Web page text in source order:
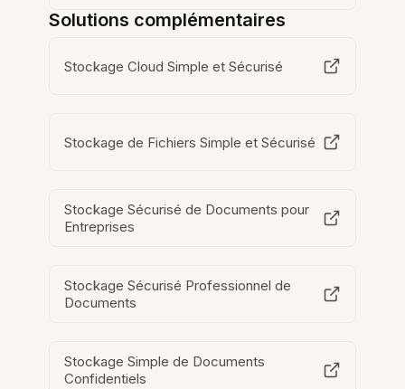
Solutions complémentaires
Stockage Cloud Simple et Sécurisé
Stockage de Fichiers Simple et Sécurisé
Stockage Sécurisé de Documents pour
Entreprises
Stockage Sécurisé Professionnel de
Documents
Stockage Simple de Documents
Confidentiels